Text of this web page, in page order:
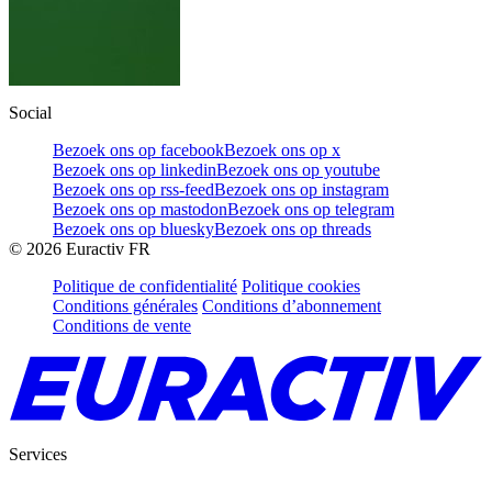
Social
Bezoek ons op facebookBezoek ons op x
Bezoek ons op linkedinBezoek ons op youtube
Bezoek ons op rss-feedBezoek ons op instagram
Bezoek ons op mastodonBezoek ons op telegram
Bezoek ons op blueskyBezoek ons op threads
© 2026 Euractiv FR
Politique de confidentialité Politique cookies
Conditions générales Conditions d’abonnement
Conditions de vente
Services